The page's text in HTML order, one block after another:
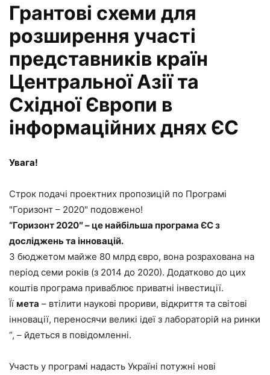
Грантові схеми для
розширення участі
представників країн
Центральної Азії та
Східної Європи в
інформаційних днях ЄС
Увага!
Строк подачі проектних пропозицій по Програмі
"Горизонт – 2020" подовжено!
“Горизонт 2020″ – це найбільша програма ЄС з
досліджень та інновацій.
З бюджетом майже 80 млрд євро, вона розрахована на
період семи років (з 2014 до 2020). Додатково до цих
коштів програма приваблює приватні інвестиції.
Її мета – втілити наукові прориви, відкриття та світові
інновації, переносячи великі ідеї з лабораторій на ринки
“, – йдеться в повідомленні.
Участь у програмі надасть Україні потужні нові